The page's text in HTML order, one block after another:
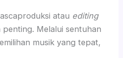
atau editing
Melalui sentuhan
musik yang tepat,